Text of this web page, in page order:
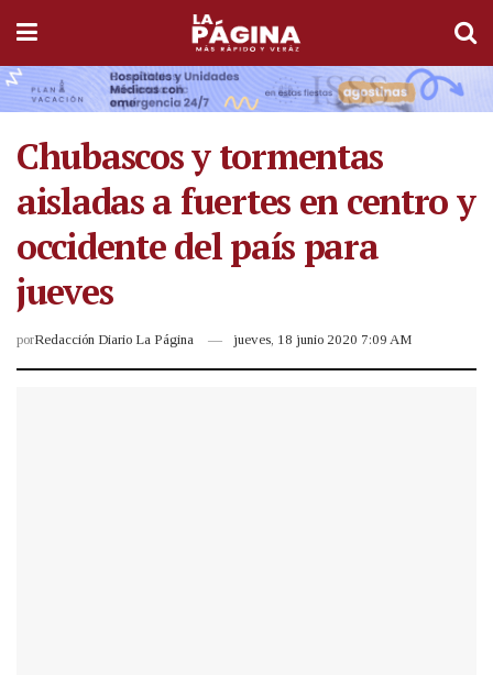
Chubascos y tormentas
aisladas a fuertes en centro y
occidente del país para
jueves
porRedacción Diario La Página jueves, 18 junio 2020 7:09 AM